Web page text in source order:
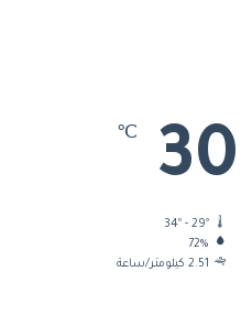
30
℃
34º - 29º
72%
2.51 كيلومتر/ساعة